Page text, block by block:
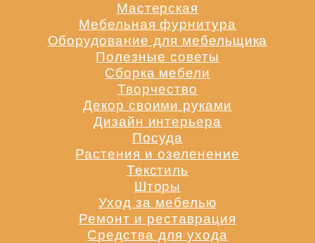
Мастерская
Мебельная фурнитура
Оборудование для мебельщика
Полезные советы
Сборка мебели
Творчество
Декор своими руками
Дизайн интерьера
Посуда
Растения и озеленение
Текстиль
Шторы
Уход за мебелью
Ремонт и реставрация
Средства для ухода